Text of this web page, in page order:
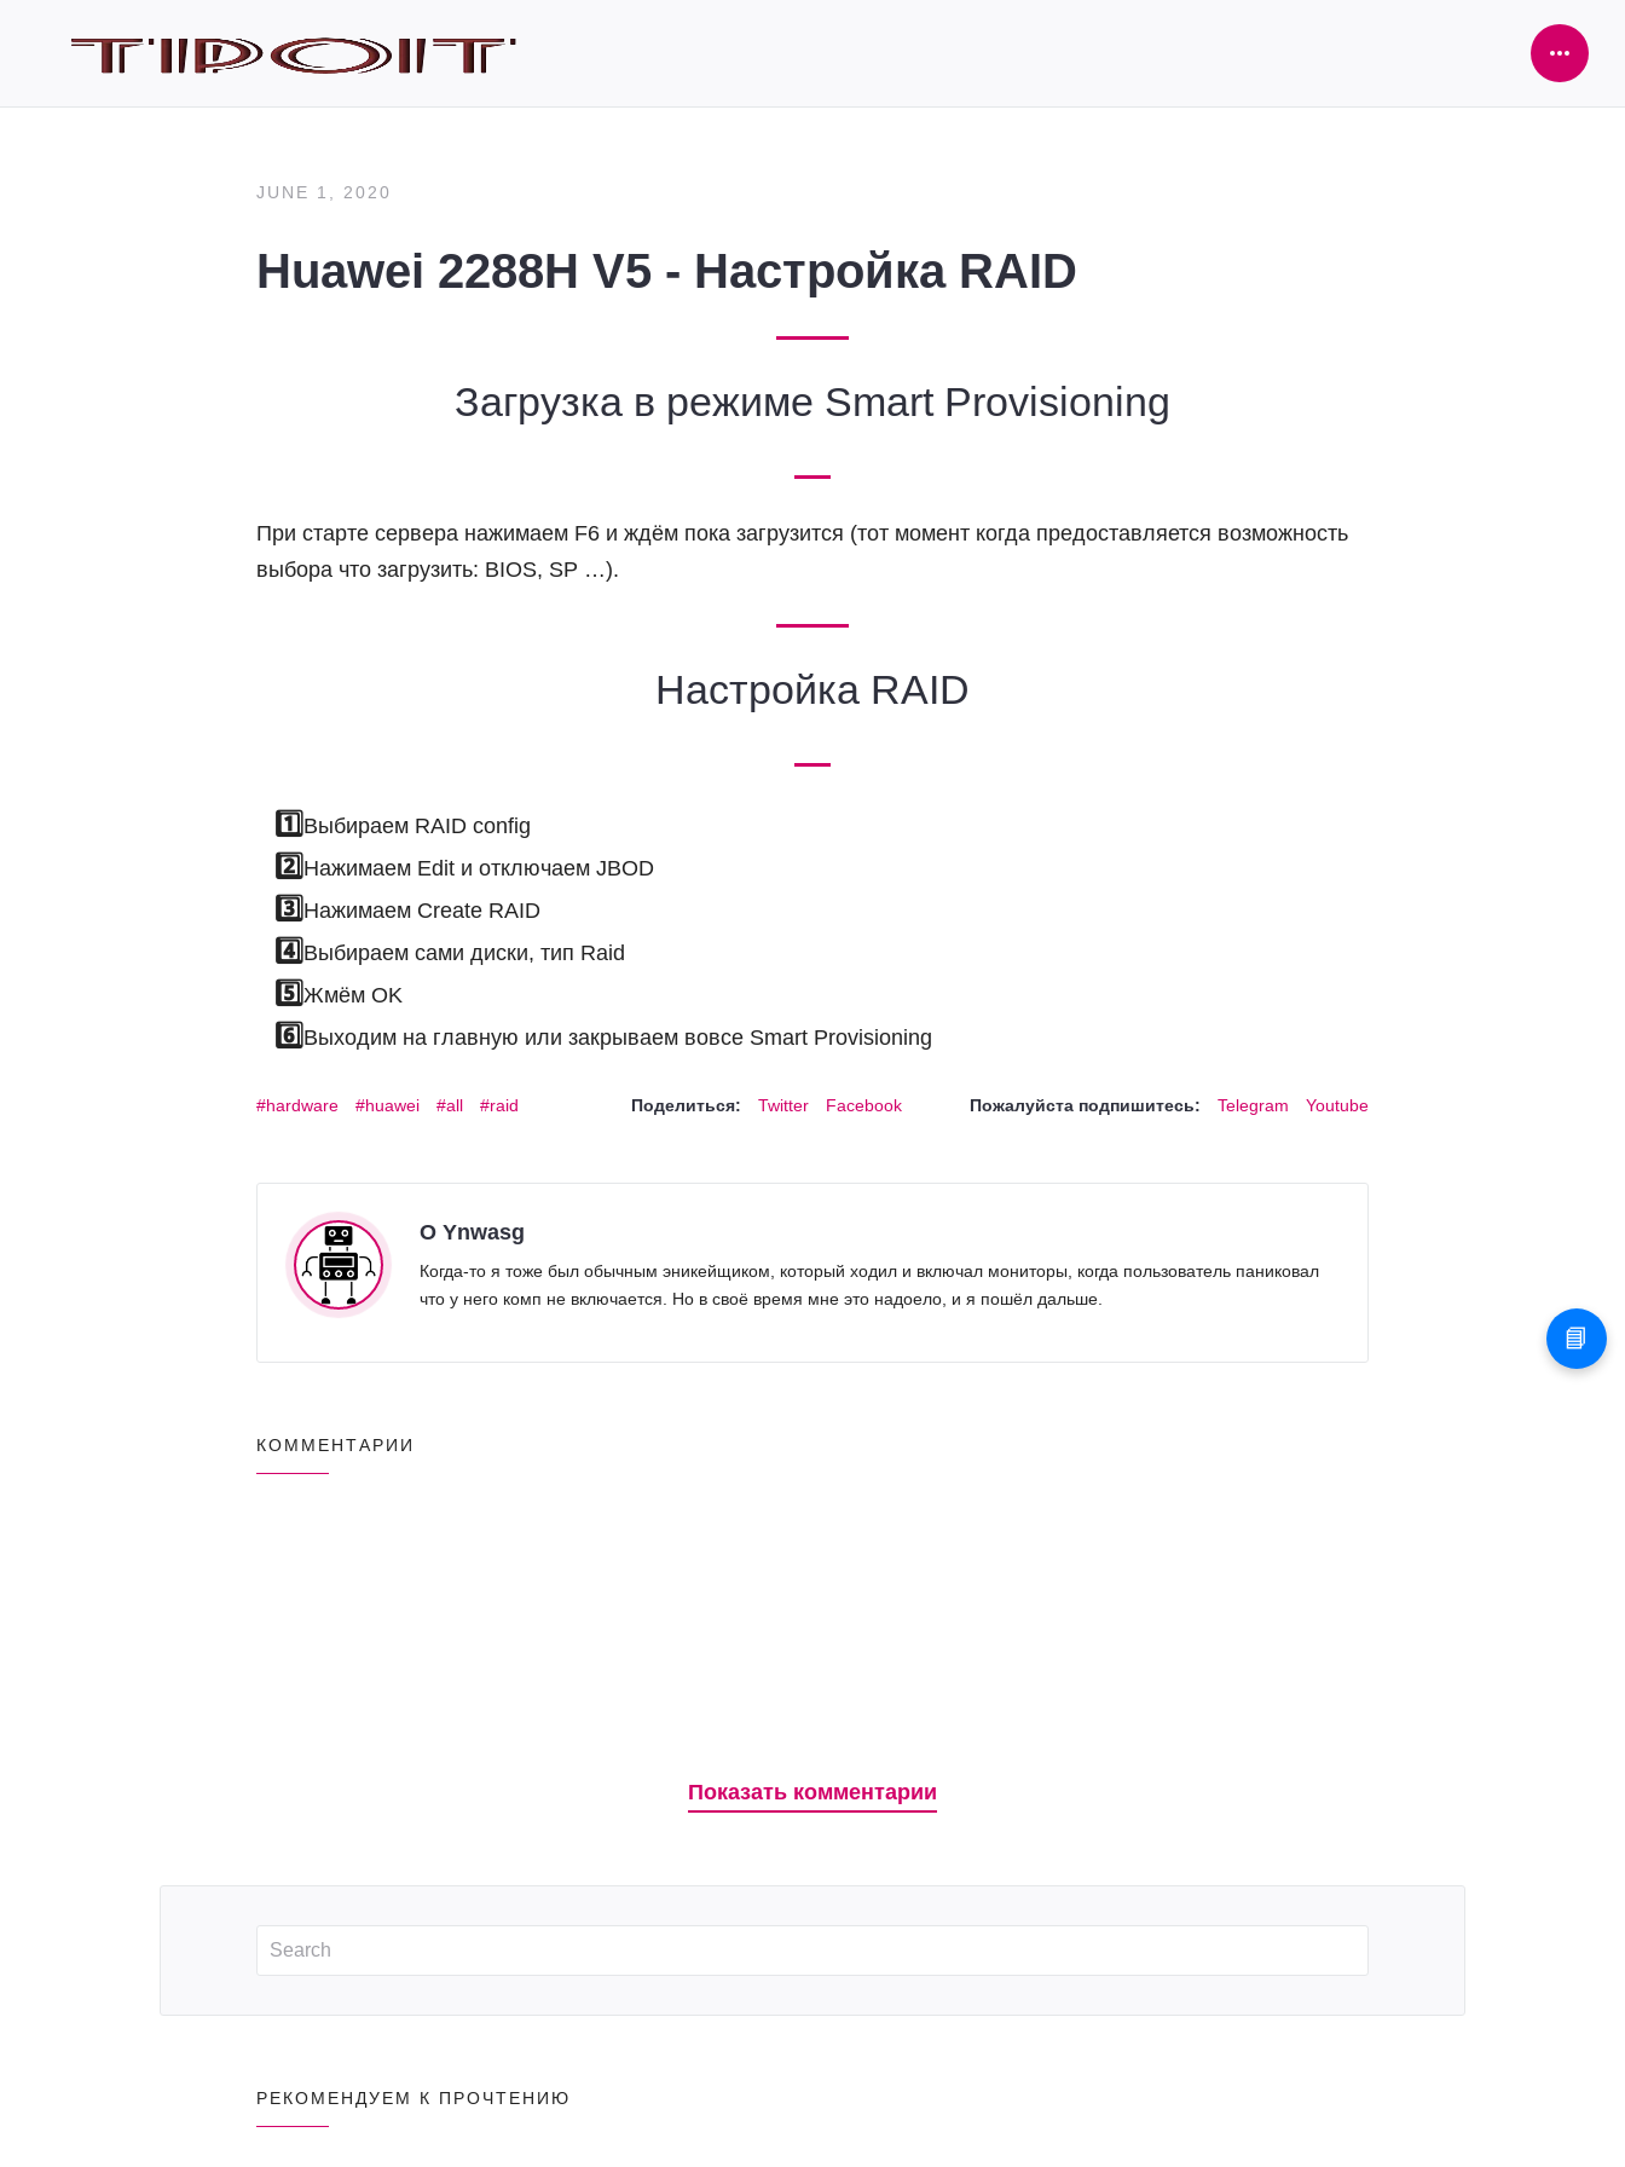
Open
JUNE 1, 2020
Huawei 2288H V5 - Настройка RAID
Загрузка в режиме Smart Provisioning
При старте сервера нажимаем F6 и ждём пока загрузится (тот момент когда предоставляется возможность
выбора что загрузить: BIOS, SP …).
Настройка RAID
Выбираем RAID config
Нажимаем Edit и отключаем JBOD
Нажимаем Create RAID
Выбираем сами диски, тип Raid
Жмём OK
Выходим на главную или закрываем вовсе Smart Provisioning
hardware huawei all raid Поделиться: Twitter Facebook Пожалуйста подпишитесь: Telegram Youtube
О Ynwasg
Когда-то я тоже был обычным эникейщиком, который ходил и включал мониторы, когда пользователь паниковал
что у него комп не включается. Но в своё время мне это надоело, и я пошёл дальше.
КОММЕНТАРИИ
Показать комментарии
РЕКОМЕНДУЕМ К ПРОЧТЕНИЮ
📘